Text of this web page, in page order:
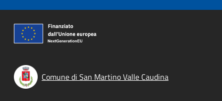
Comune di San Martino Valle Caudina